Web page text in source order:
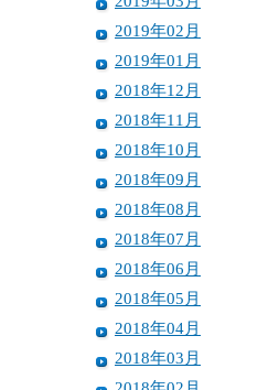
2019年02月
2019年01月
2018年12月
2018年11月
2018年10月
2018年09月
2018年08月
2018年07月
2018年06月
2018年05月
2018年04月
2018年03月